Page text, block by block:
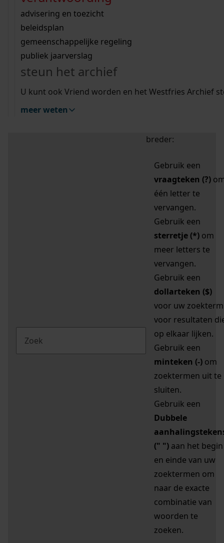
bouwvergunningen
omgevingsvergunningen
vergunningen
beeld en geluid
uitleg nodig?
Wij helpen u op weg met een aantal zoektips.
bekijk alle zoektips
Wij helpen u op weg met een aantal zoektips.
bekijk alle zoektips
bekijk ons geschiedenislokaal
advisering en toezicht
beleidsplan
gemeenschappelijke regeling
publiek jaarverslag
steun het archief
U kunt ook Vriend worden en het Westfries Archief
meer weten
zoektips
Mijn Studiezaal (inloggen)
uw zoekopdracht te
breder:
Gebruik een
vraagteken (?)
één letter te
vervangen.
Gebruik een
sterretje (*) om
meer letters te
vervangen.
Gebruik een
dollarteken ($)
voor uw zoekterm
voor resultaten
op elkaar lijken.
Gebruik een
minteken (-) om
zoektermen uit te
sluiten.
Gebruik een
Dubbele
(" ") aan het begin
en einde van uw
zoektermen om
naar de exacte
combinatie van
woorden te
zoeken.